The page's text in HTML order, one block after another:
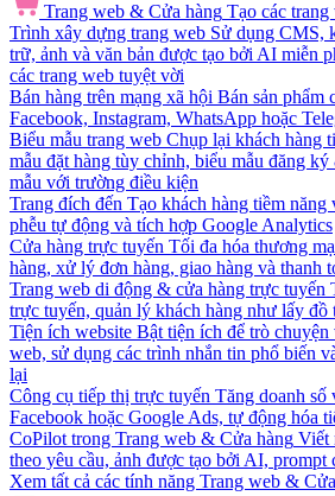
Trang web & Cửa hàng Tạo các
Trình xây dựng trang web Sử dụng CMS,
trữ, ảnh và văn bản được tạo bởi AI miễn
các trang web tuyệt vời
Bán hàng trên mạng xã hội Bán sản phẩm
Facebook, Instagram, WhatsApp hoặc
Biểu mẫu trang web Chụp lại khách hàng
mẫu đặt hàng tùy chỉnh, biểu mẫu đăng
mẫu với trường điều kiện
Trang đích đến Tạo khách hàng tiềm năng
phễu tự động và tích hợp Google Analytics
Cửa hàng trực tuyến Tối đa hóa thương
hàng, xử lý đơn hàng, giao hàng và thanh
Trang web di động & cửa hàng trực tuyến
trực tuyến, quản lý khách hàng như lấy đồ
Tiện ích website Bật tiện ích để trò
web, sử dụng các trình nhắn tin phổ biến
lại
Công cụ tiếp thị trực tuyến Tăng doanh số
Facebook hoặc Google Ads, tự động hóa
CoPilot trong Trang web & Cửa hàng Viết
theo yêu cầu, ảnh được tạo bởi AI, prompt
Xem tất cả các tính năng Trang web &